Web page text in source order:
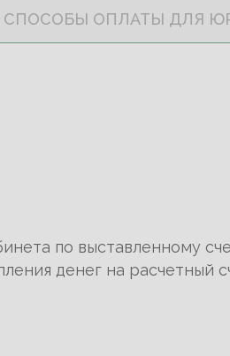
СПОСОБЫ ОПЛАТЫ ДЛЯ
по выставленному
денег на расчетный